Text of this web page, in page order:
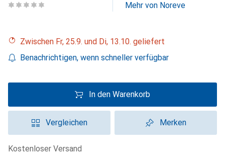
Mehr von Noreve
Zwischen Fr, 25.9. und Di, 13.10. geliefert
Benachrichtigen, wenn schneller verfügbar
In den Warenkorb
Vergleichen Merken
kostenloser Versand